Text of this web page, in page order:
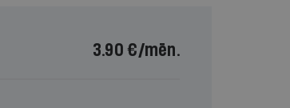
3.90 €/mēn.